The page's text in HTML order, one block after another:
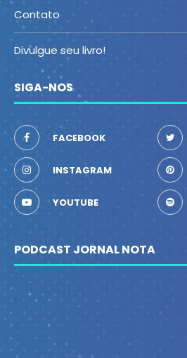
Contato
Divulgue seu livro!
SIGA-NOS
FACEBOOK
INSTAGRAM
YOUTUBE
PODCAST JORNAL NOTA